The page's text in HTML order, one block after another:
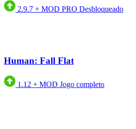
2.9.7 + MOD PRO Desbloqueado
Human: Fall Flat
1.12 + MOD Jogo completo